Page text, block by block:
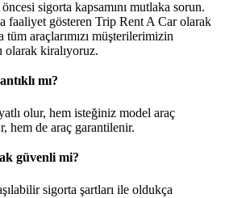
sigorta kapsamını mutlaka sorun.
faaliyet gösteren Trip Rent A Car olarak
araçlarımızı müşterilerimizin
kiralıyoruz.
mı?
olur, hem isteğiniz model araç
hem de araç garantilenir.
güvenli mi?
sigorta şartları ile oldukça